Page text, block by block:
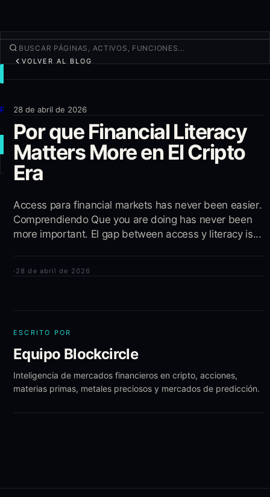
Productos
Más
NUEVA OPERACIÓN
Iniciar sesión
VOLVER AL BLOG
28 de abril de 2026
Por que Financial Literacy
Matters More en El Cripto
Era
Access para financial markets has never been easier.
Comprendiendo Que you are doing has never been
more important. El gap between access y literacy is...
· 28 de abril de 2026
ESCRITO POR
Equipo Blockcircle
Inteligencia de mercados financieros en cripto, acciones,
materias primas, metales preciosos y mercados de predicción.